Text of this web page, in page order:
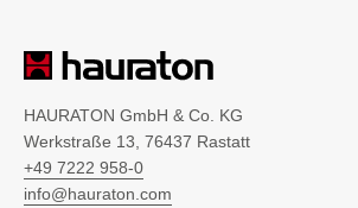
HAURATON GmbH & Co. KG
Werkstraße 13, 76437 Rastatt
+49 7222 958-0
info@hauraton.com